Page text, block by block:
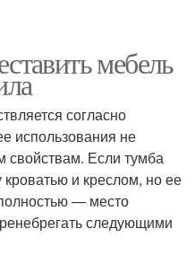
мебель
согласно
использования не
свойствам. Если тумба
и креслом, но ее
— место
следующими